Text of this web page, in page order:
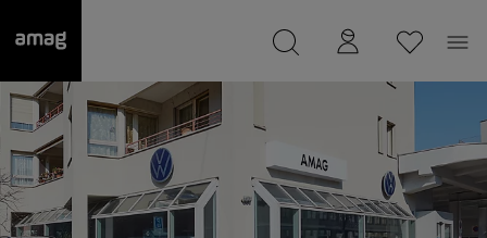
Il suo garage è stato salvato